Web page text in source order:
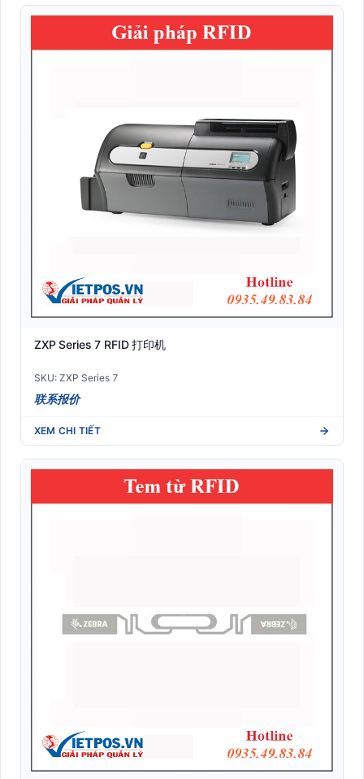
ZXP Series 7 RFID 打印机
SKU: ZXP Series 7
联系报价
XEM CHI TIẾT